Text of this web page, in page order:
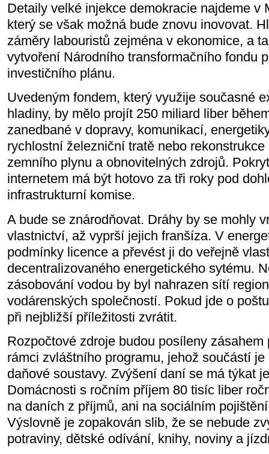
Detaily velké injekce demokracie najdeme v
který se však možná bude znovu inovovat.
záměry labouristů zejména v ekonomice, a
vytvoření Národního transformačního fondu
investičního plánu.
Uvedeným fondem, který využije současné
hladiny, by mělo projít 250 miliard liber
zanedbané v dopravy, komunikací,
rychlostní železniční tratě nebo
zemního plynu a obnovitelných zdrojů.
internetem má být hotovo za tři roky pod
infrastrukturní komise.
A bude se znárodňovat. Dráhy by se mohly
vlastnictví, až vyprší jejich franšíza. V
podmínky licence a převést ji do veřejně
decentralizovaného energetického sytému.
zásobování vodou by byl nahrazen sítí
vodárenských společností. Pokud jde o
při nejbližší příležitosti zvrátit.
Rozpočtové zdroje budou posíleny
rámci zvláštního programu, jehož součástí
daňové soustavy. Zvýšení daní se má týkat
Domácnosti s ročním příjem 80 tisíc liber
na daních z příjmů, ani na sociálním
Výslovně je zopakován slib, že se nebude
potraviny, dětské odívání, knihy, noviny a